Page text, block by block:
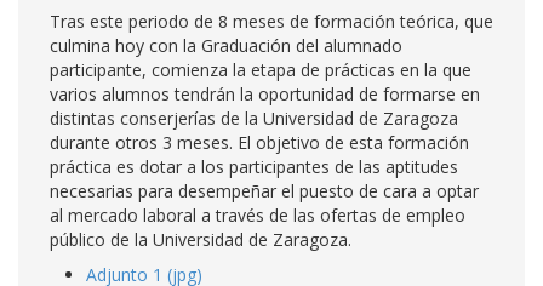
Tras este periodo de 8 meses de formación teórica, que
culmina hoy con la Graduación del alumnado
participante, comienza la etapa de prácticas en la que
varios alumnos tendrán la oportunidad de formarse en
distintas conserjerías de la Universidad de Zaragoza
durante otros 3 meses. El objetivo de esta formación
práctica es dotar a los participantes de las aptitudes
necesarias para desempeñar el puesto de cara a optar
al mercado laboral a través de las ofertas de empleo
público de la Universidad de Zaragoza.
Adjunto 1 (jpg)